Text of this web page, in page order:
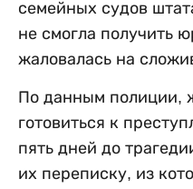
семейных судов
не смогла получить
жаловалась на
По данным полиции,
готовиться к
пять дней до
их переписку, из